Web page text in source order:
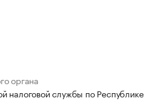
органа
налоговой службы по Республике